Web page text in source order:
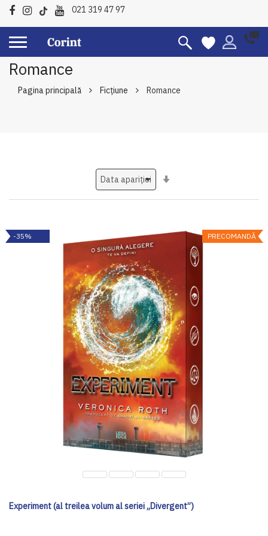
021 319 47 97
Romance
Pagina principală Ficțiune Romance
PRECOMANDĂ
-35%
Experiment (al treilea volum al seriei „Divergent”)